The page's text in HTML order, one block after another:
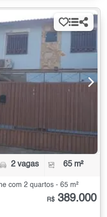
2 vagas 65 m²
com 2 quartos - 65 m²
R$ 389.000